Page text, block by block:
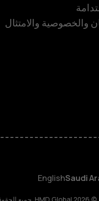
الذكية
HMD
والخصوصية والامتثال
Saudi
English